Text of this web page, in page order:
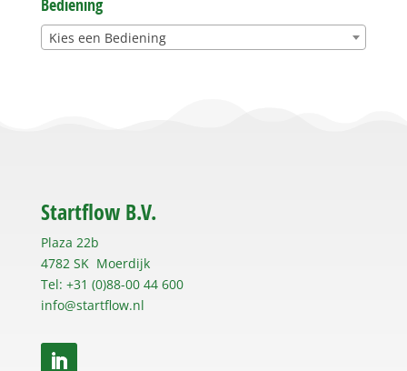
Bediening
Kies een Bediening
Startflow B.V.
Plaza 22b
4782 SK Moerdijk
Tel: +31 (0)88-00 44 600
info@startflow.nl